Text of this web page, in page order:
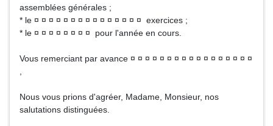
assemblées générales ;
* le ¤ ¤ ¤ ¤ ¤ ¤ ¤ ¤ ¤ ¤ ¤ ¤ ¤ ¤ ¤ exercices ;
* le ¤ ¤ ¤ ¤ ¤ ¤ ¤ ¤ pour l'année en cours.
Vous remerciant par avance ¤ ¤ ¤ ¤ ¤ ¤ ¤ ¤ ¤ ¤ ¤ ¤ ¤ ¤ ¤ ¤ ¤
Nous vous prions d'agréer, Madame, Monsieur, nos
salutations distinguées.